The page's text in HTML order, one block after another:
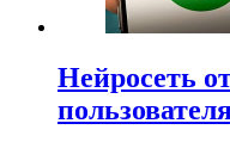
Нейросеть